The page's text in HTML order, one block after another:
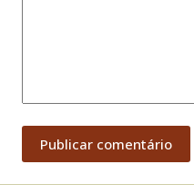
Publicar comentário